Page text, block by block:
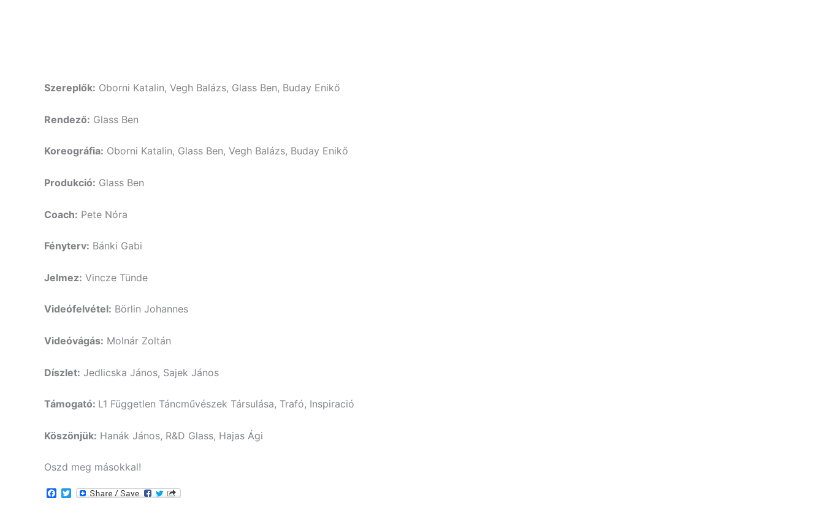
Szereplők: Oborni Katalin, Vegh Balázs, Glass Ben, Buday Enikő
Rendező: Glass Ben
Koreográfia: Oborni Katalin, Glass Ben, Vegh Balázs, Buday Enikő
Produkció: Glass Ben
Coach: Pete Nóra
Fényterv: Bánki Gabi
Jelmez: Vincze Tünde
Videófelvétel: Börlin Johannes
Videóvágás: Molnár Zoltán
Díszlet: Jedlicska János, Sajek János
Támogató: L1 Független Táncművészek Társulása, Trafó, Inspiració
Köszönjük: Hanák János, R&D Glass, Hajas Ági
Oszd meg másokkal!
F
T